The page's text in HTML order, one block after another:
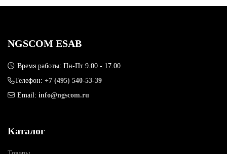
NGSCOM ESAB
Время работы: Пн-Пт 9.00 - 17.00
Телефон: +7 (495) 540-53-39
Email: info@ngscom.ru
Каталог